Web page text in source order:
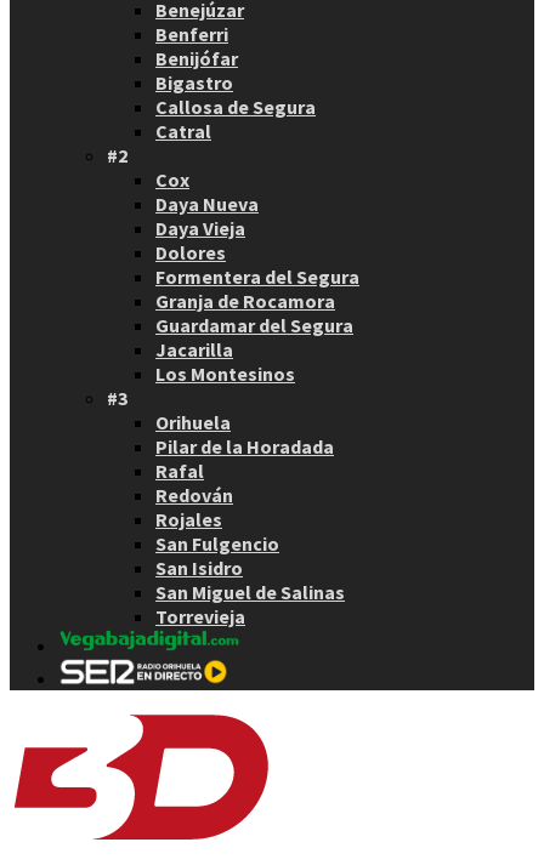
Benejúzar
Benferri
Benijófar
Bigastro
Callosa de Segura
Catral
#2
Cox
Daya Nueva
Daya Vieja
Dolores
Formentera del Segura
Granja de Rocamora
Guardamar del Segura
Jacarilla
Los Montesinos
#3
Orihuela
Pilar de la Horadada
Rafal
Redován
Rojales
San Fulgencio
San Isidro
San Miguel de Salinas
Torrevieja